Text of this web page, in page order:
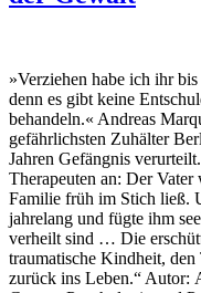
»Verziehen habe ich ihr
denn es gibt keine
behandeln.« Andreas
gefährlichsten Zuhälter
Jahren Gefängnis
Therapeuten an: Der Vater
Familie früh im Stich ließ.
jahrelang und fügte ihm
verheilt sind … Die
traumatische Kindheit,
zurück ins Leben.“ Autor: